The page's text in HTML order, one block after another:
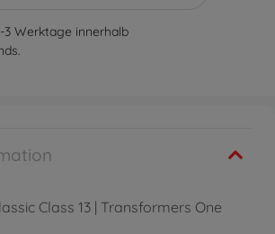
3 Werktage innerhalb
Class 13 | Transformers One